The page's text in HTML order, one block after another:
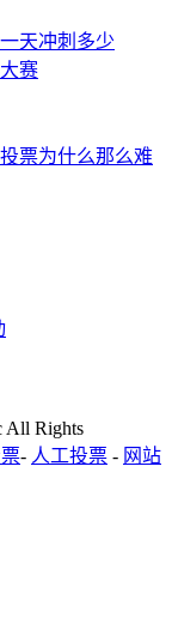
天冲刺多少
赛
票为什么那么难
All Rights
- 人工投票 - 网站